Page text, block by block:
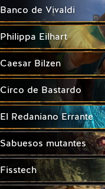
Banco de Vivaldi
Philippa Eilhart
Caesar Bilzen
Circo de Bastardo
El Redaniano Errante
Sabuesos mutantes
Fisstech